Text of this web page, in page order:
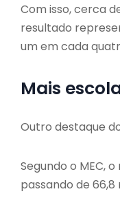
Com isso, cerca
resultado
um em cada
Mais
Outro destaque
Segundo o MEC,
passando de 66,8